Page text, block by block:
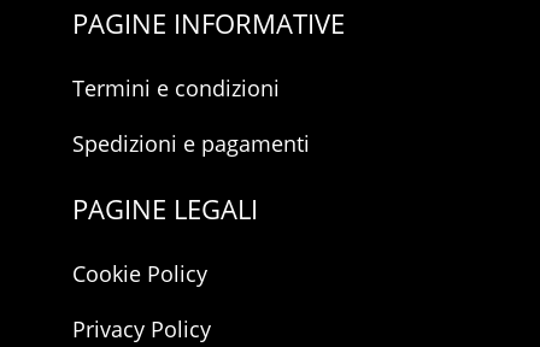
PAGINE INFORMATIVE
Termini e condizioni
Spedizioni e pagamenti
PAGINE LEGALI
Cookie Policy
Privacy Policy